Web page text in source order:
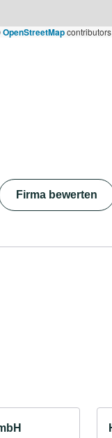
OpenStreetMapcontributors
Firma bewerten